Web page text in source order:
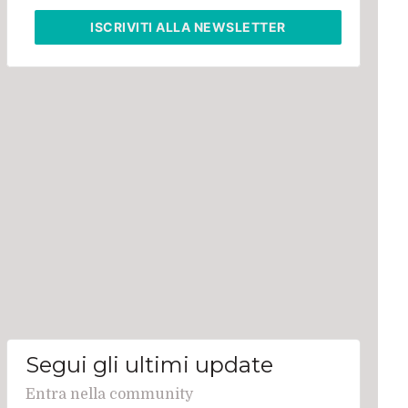
ISCRIVITIALLA NEWSLETTER
Segui gli ultimi update
Entra nella community